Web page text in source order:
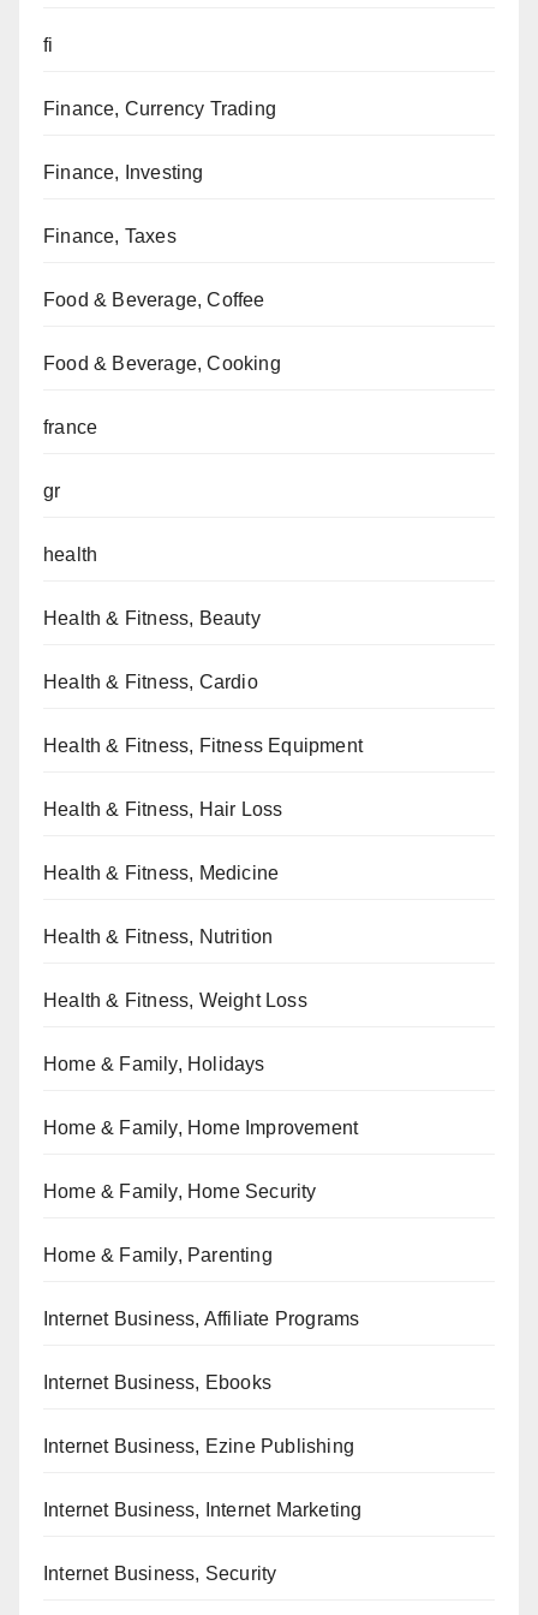
fi
Finance, Currency Trading
Finance, Investing
Finance, Taxes
Food & Beverage, Coffee
Food & Beverage, Cooking
france
gr
health
Health & Fitness, Beauty
Health & Fitness, Cardio
Health & Fitness, Fitness Equipment
Health & Fitness, Hair Loss
Health & Fitness, Medicine
Health & Fitness, Nutrition
Health & Fitness, Weight Loss
Home & Family, Holidays
Home & Family, Home Improvement
Home & Family, Home Security
Home & Family, Parenting
Internet Business, Affiliate Programs
Internet Business, Ebooks
Internet Business, Ezine Publishing
Internet Business, Internet Marketing
Internet Business, Security